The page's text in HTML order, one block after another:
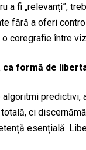
a fi „relevanți”,
fără a oferi
coregrafie între
formă de
predictivi,
ci
esențială.